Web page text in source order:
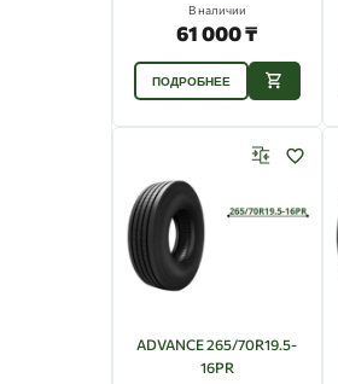
В наличии
61 000 ₸
ПОДРОБНЕЕ
ADVANCE 265/70R19.5-
16PR